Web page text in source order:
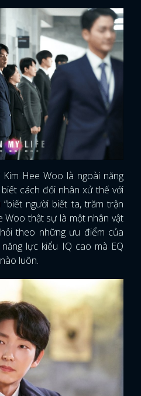
Hee Woo là ngoài năng
cách đối nhân xử thế với
người biết ta, trăm trận
Woo thật sự là một nhân vật
theo những ưu điểm của
lực kiểu IQ cao mà EQ
luôn.